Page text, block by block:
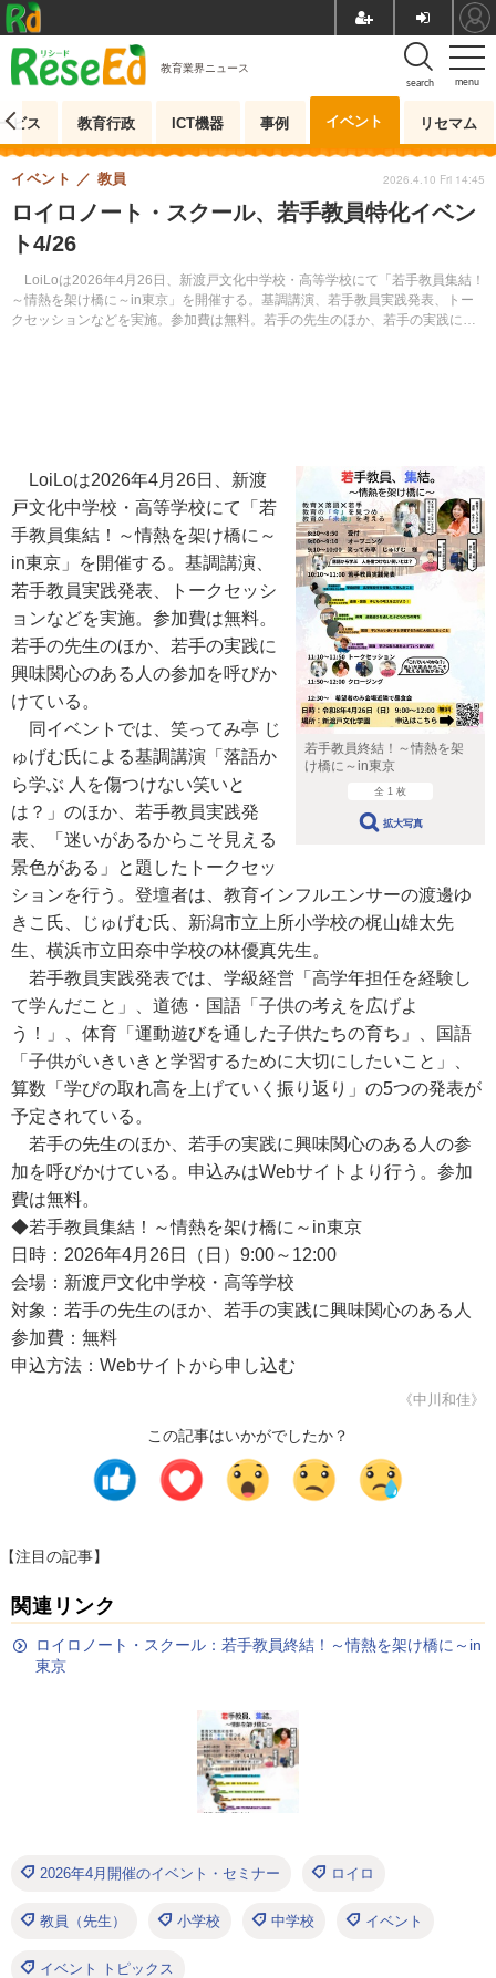
menu
search
教育業界ニュース
ビス 教育行政 ICT機器 事例 イベント リセマム
ロイロノート・スクール、若手教員特化イベン
ト4/26
LoiLoは2026年4月26日、新渡戸文化中学校・高等学校にて「若手教員集結！
～情熱を架け橋に～in東京」を開催する。基調講演、若手教員実践発表、トー
クセッションなどを実施。参加費は無料。若手の先生のほか、若手の実践に興
イベント 教員 2026.4.10 Fri 14:45
若手教員終結！～情熱を架
け橋に～in東京
全 1 枚
拡大写真
LoiLoは2026年4月26日、新渡
戸文化中学校・高等学校にて「若
手教員集結！～情熱を架け橋に～
in東京」を開催する。基調講演、
若手教員実践発表、トークセッシ
ョンなどを実施。参加費は無料。
若手の先生のほか、若手の実践に
興味関心のある人の参加を呼びか
けている。
同イベントでは、笑ってみ亭 じ
ゅげむ氏による基調講演「落語か
ら学ぶ 人を傷つけない笑いと
は？」のほか、若手教員実践発
表、「迷いがあるからこそ見える
景色がある」と題したトークセッ
ションを行う。登壇者は、教育インフルエンサーの渡邊ゆ
きこ氏、じゅげむ氏、新潟市立上所小学校の梶山雄太先
生、横浜市立田奈中学校の林優真先生。
若手教員実践発表では、学級経営「高学年担任を経験し
て学んだこと」、道徳・国語「子供の考えを広げよ
う！」、体育「運動遊びを通した子供たちの育ち」、国語
「子供がいきいきと学習するために大切にしたいこと」、
算数「学びの取れ高を上げていく振り返り」の5つの発表が
予定されている。
若手の先生のほか、若手の実践に興味関心のある人の参
加を呼びかけている。申込みはWebサイトより行う。参加
費は無料。
◆若手教員集結！～情熱を架け橋に～in東京
日時：2026年4月26日（日）9:00～12:00
会場：新渡戸文化中学校・高等学校
対象：若手の先生のほか、若手の実践に興味関心のある人
参加費：無料
申込方法：Webサイトから申し込む
《中川和佳》
この記事はいかがでしたか？
【注目の記事】
関連リンク
ロイロノート・スクール：若手教員終結！～情熱を架け橋に～in
東京
2026年4月開催のイベント・セミナー ロイロ
教員（先生） 小学校 中学校 イベント
イベント トピックス